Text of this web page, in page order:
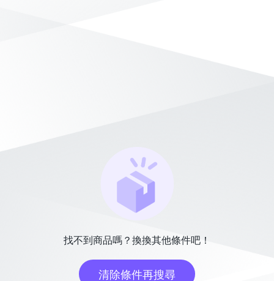
找不到商品嗎？換換其他條件吧！
清除條件再搜尋